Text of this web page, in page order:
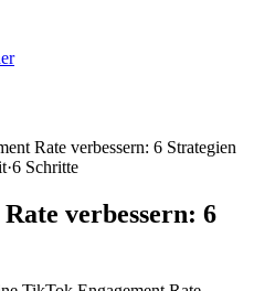
Rate verbessern: 6 Strategien
·6 Schritte
verbessern: 6